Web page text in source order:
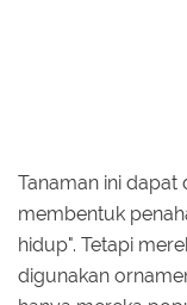
Tanaman ini
membentuk
hidup". Tetapi
digunakan